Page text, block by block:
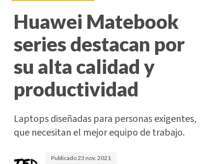
Huawei Matebook
series destacan por
su alta calidad y
productividad
Laptops diseñadas para personas exigentes,
que necesitan el mejor equipo de trabajo.
Publicado23 nov. 2021